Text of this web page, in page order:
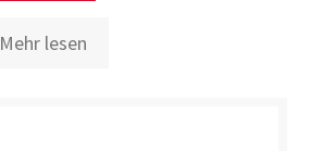
Mehr lesen